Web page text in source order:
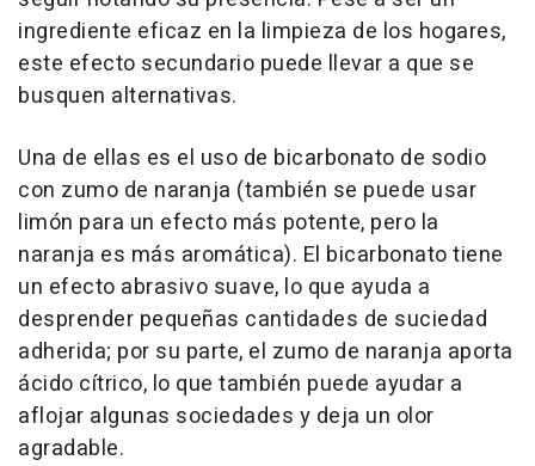
ingrediente eficaz en la limpieza de los hogares,
este efecto secundario puede llevar a que se
busquen alternativas.
Una de ellas es el uso de bicarbonato de sodio
con zumo de naranja (también se puede usar
limón para un efecto más potente, pero la
naranja es más aromática). El bicarbonato tiene
un efecto abrasivo suave, lo que ayuda a
desprender pequeñas cantidades de suciedad
adherida; por su parte, el zumo de naranja aporta
ácido cítrico, lo que también puede ayudar a
aflojar algunas sociedades y deja un olor
agradable.